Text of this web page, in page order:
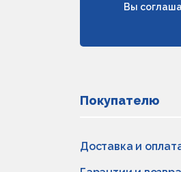
Вы
Покупателю
Доставка и